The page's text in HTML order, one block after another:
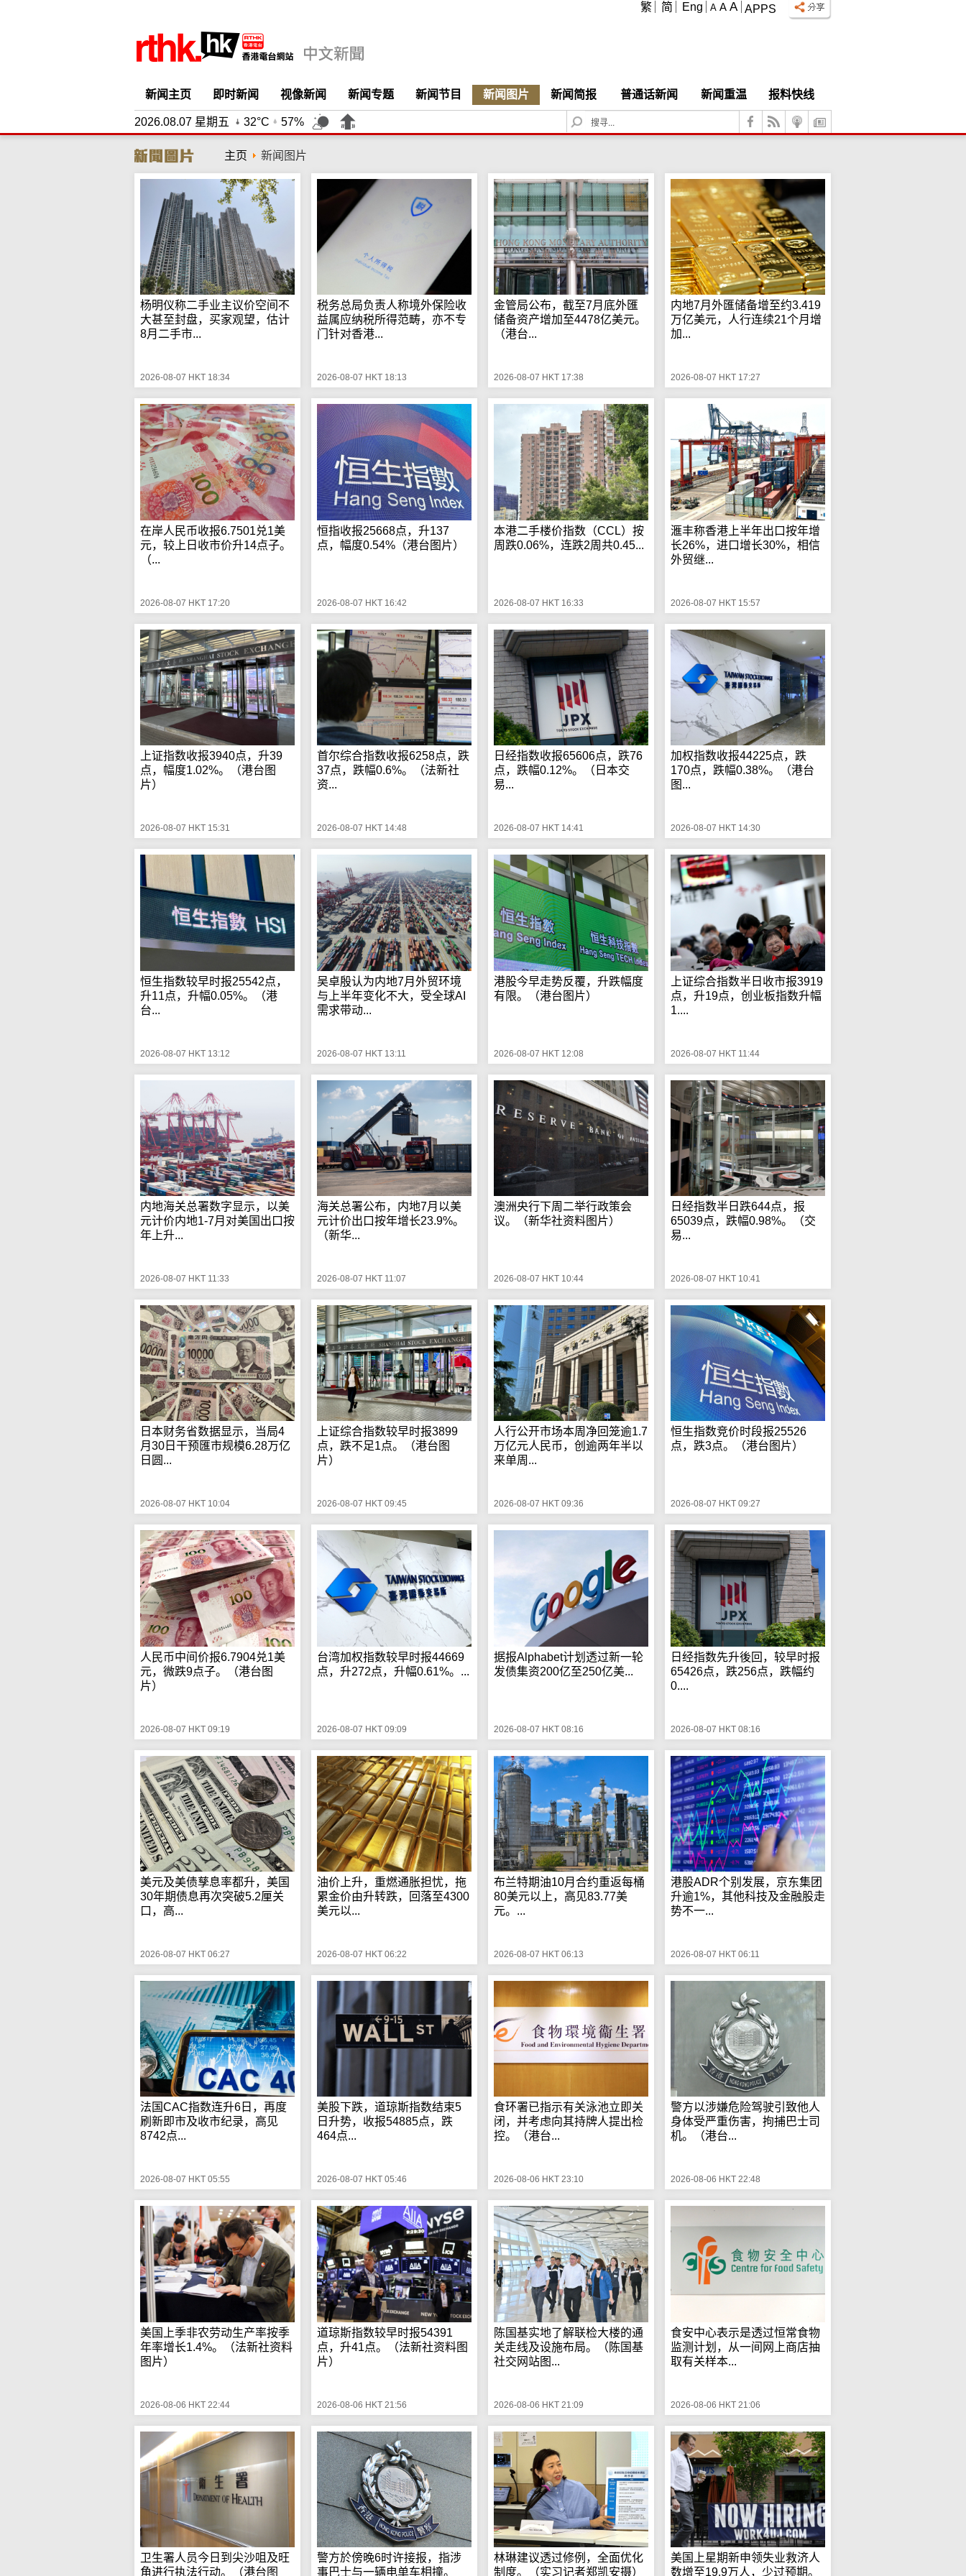
APPS
A A A
繁 简 Eng
新闻主页 即时新闻 视像新闻 新闻专题 新闻节目 新闻图片 新闻简报 普通话新闻 新闻重温 报料快线
2026.08.07 星期五 32°C 57%
S
e
c
h
主页 新闻图片
杨明仪称二手业主议价空间不
大甚至封盘，买家观望，估计
8月二手市...
2026-08-07 HKT 18:34
税务总局负责人称境外保险收
益属应纳税所得范畴，亦不专
门针对香港...
2026-08-07 HKT 18:13
金管局公布，截至7月底外匯
储备资产增加至4478亿美元。
（港台...
2026-08-07 HKT 17:38
内地7月外匯储备增至约3.419
万亿美元，人行连续21个月增
加...
2026-08-07 HKT 17:27
在岸人民币收报6.7501兑1美
元，较上日收市价升14点子。
（...
2026-08-07 HKT 17:20
恒指收报25668点，升137
点，幅度0.54%（港台图片）
2026-08-07 HKT 16:42
本港二手楼价指数（CCL）按
周跌0.06%，连跌2周共0.45...
2026-08-07 HKT 16:33
滙丰称香港上半年出口按年增
长26%，进口增长30%，相信
外贸继...
2026-08-07 HKT 15:57
上证指数收报3940点，升39
点，幅度1.02%。（港台图
片）
2026-08-07 HKT 15:31
首尔综合指数收报6258点，跌
37点，跌幅0.6%。（法新社
资...
2026-08-07 HKT 14:48
日经指数收报65606点，跌76
点，跌幅0.12%。（日本交
易...
2026-08-07 HKT 14:41
加权指数收报44225点，跌
170点，跌幅0.38%。（港台
图...
2026-08-07 HKT 14:30
恒生指数较早时报25542点，
升11点，升幅0.05%。（港
台...
2026-08-07 HKT 13:12
吴卓殷认为内地7月外贸环境
与上半年变化不大，受全球AI
需求带动...
2026-08-07 HKT 13:11
港股今早走势反覆，升跌幅度
有限。（港台图片）
2026-08-07 HKT 12:08
上证综合指数半日收市报3919
点，升19点，创业板指数升幅
1....
2026-08-07 HKT 11:44
内地海关总署数字显示，以美
元计价内地1-7月对美国出口按
年上升...
2026-08-07 HKT 11:33
海关总署公布，内地7月以美
元计价出口按年增长23.9%。
（新华...
2026-08-07 HKT 11:07
澳洲央行下周二举行政策会
议。（新华社资料图片）
2026-08-07 HKT 10:44
日经指数半日跌644点，报
65039点，跌幅0.98%。（交
易...
2026-08-07 HKT 10:41
日本财务省数据显示，当局4
月30日干预匯市规模6.28万亿
日圆...
2026-08-07 HKT 10:04
上证综合指数较早时报3899
点，跌不足1点。（港台图
片）
2026-08-07 HKT 09:45
人行公开市场本周净回笼逾1.7
万亿元人民币，创逾两年半以
来单周...
2026-08-07 HKT 09:36
恒生指数竞价时段报25526
点，跌3点。（港台图片）
2026-08-07 HKT 09:27
人民币中间价报6.7904兑1美
元，微跌9点子。（港台图
片）
2026-08-07 HKT 09:19
台湾加权指数较早时报44669
点，升272点，升幅0.61%。...
2026-08-07 HKT 09:09
据报Alphabet计划透过新一轮
发债集资200亿至250亿美...
2026-08-07 HKT 08:16
日经指数先升後回，较早时报
65426点，跌256点，跌幅约
0....
2026-08-07 HKT 08:16
美元及美债孳息率都升，美国
30年期债息再次突破5.2厘关
口，高...
2026-08-07 HKT 06:27
油价上升，重燃通胀担忧，拖
累金价由升转跌，回落至4300
美元以...
2026-08-07 HKT 06:22
布兰特期油10月合约重返每桶
80美元以上，高见83.77美
元。...
2026-08-07 HKT 06:13
港股ADR个别发展，京东集团
升逾1%，其他科技及金融股走
势不一...
2026-08-07 HKT 06:11
法国CAC指数连升6日，再度
刷新即市及收市纪录，高见
8742点...
2026-08-07 HKT 05:55
美股下跌，道琼斯指数结束5
日升势，收报54885点，跌
464点...
2026-08-07 HKT 05:46
食环署已指示有关泳池立即关
闭，并考虑向其持牌人提出检
控。（港台...
2026-08-06 HKT 23:10
警方以涉嫌危险驾驶引致他人
身体受严重伤害，拘捕巴士司
机。（港台...
2026-08-06 HKT 22:48
美国上季非农劳动生产率按季
年率增长1.4%。（法新社资料
图片）
2026-08-06 HKT 22:44
道琼斯指数较早时报54391
点，升41点。（法新社资料图
片）
2026-08-06 HKT 21:56
陈国基实地了解联检大楼的通
关走线及设施布局。（陈国基
社交网站图...
2026-08-06 HKT 21:09
食安中心表示是透过恒常食物
监测计划，从一间网上商店抽
取有关样本...
2026-08-06 HKT 21:06
卫生署人员今日到尖沙咀及旺
角进行执法行动。（港台图
警方於傍晚6时许接报，指涉
事巴士与一辆电单车相撞。
林琳建议透过修例，全面优化
制度。（实习记者郑凯安摄）
美国上星期新申领失业救济人
数增至19.9万人，少过预期。